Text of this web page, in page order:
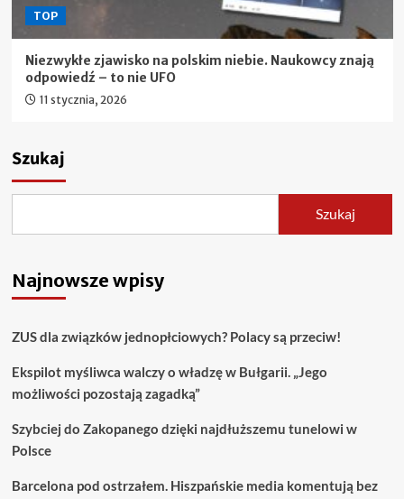
TOP
Niezwykłe zjawisko na polskim niebie. Naukowcy znają
odpowiedź – to nie UFO
11 stycznia, 2026
Szukaj
Szukaj
Najnowsze wpisy
ZUS dla związków jednopłciowych? Polacy są przeciw!
Ekspilot myśliwca walczy o władzę w Bułgarii. „Jego
możliwości pozostają zagadką”
Szybciej do Zakopanego dzięki najdłuższemu tunelowi w
Polsce
Barcelona pod ostrzałem. Hiszpańskie media komentują bez